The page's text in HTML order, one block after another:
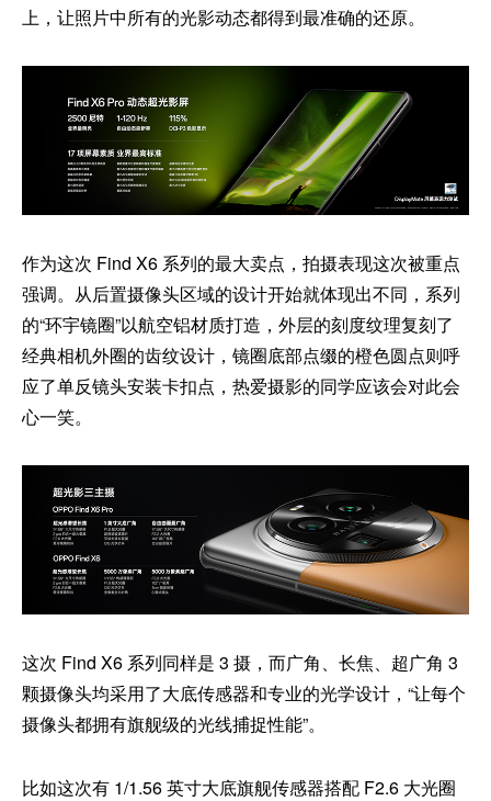
上，让照片中所有的光影动态都得到最准确的还原。
作为这次 Find X6 系列的最大卖点，拍摄表现这次被重点
强调。从后置摄像头区域的设计开始就体现出不同，系列
的“环宇镜圈”以航空铝材质打造，外层的刻度纹理复刻了
经典相机外圈的齿纹设计，镜圈底部点缀的橙色圆点则呼
应了单反镜头安装卡扣点，热爱摄影的同学应该会对此会
心一笑。
这次 Find X6 系列同样是 3 摄，而广角、长焦、超广角 3
颗摄像头均采用了大底传感器和专业的光学设计，“让每个
摄像头都拥有旗舰级的光线捕捉性能”。
比如这次有 1/1.56 英寸大底旗舰传感器搭配 F2.6 大光圈